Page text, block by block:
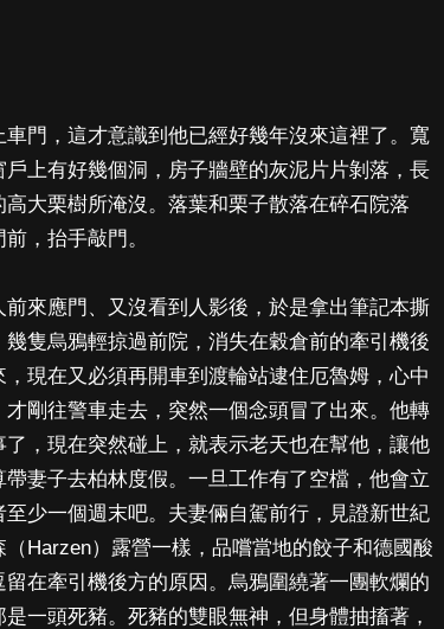
門，這才意識到他已經好幾年沒來這裡了。寬
上有好幾個洞，房子牆壁的灰泥片片剝落，長
大栗樹所淹沒。落葉和栗子散落在碎石院落
，抬手敲門。
來應門、又沒看到人影後，於是拿出筆記本撕
隻烏鴉輕掠過前院，消失在穀倉前的牽引機後
現在又必須再開車到渡輪站逮住厄魯姆，心中
剛往警車走去，突然一個念頭冒了出來。他轉
，現在突然碰上，就表示老天也在幫他，讓他
妻子去柏林度假。一旦工作有了空檔，他會立
少一個週末吧。夫妻倆自駕前行，見證新世紀
Harzen）露營一樣，品嚐當地的餃子和德國酸
在牽引機後方的原因。烏鴉圍繞著一團軟爛的
一頭死豬。死豬的雙眼無神，但身體抽搐著，